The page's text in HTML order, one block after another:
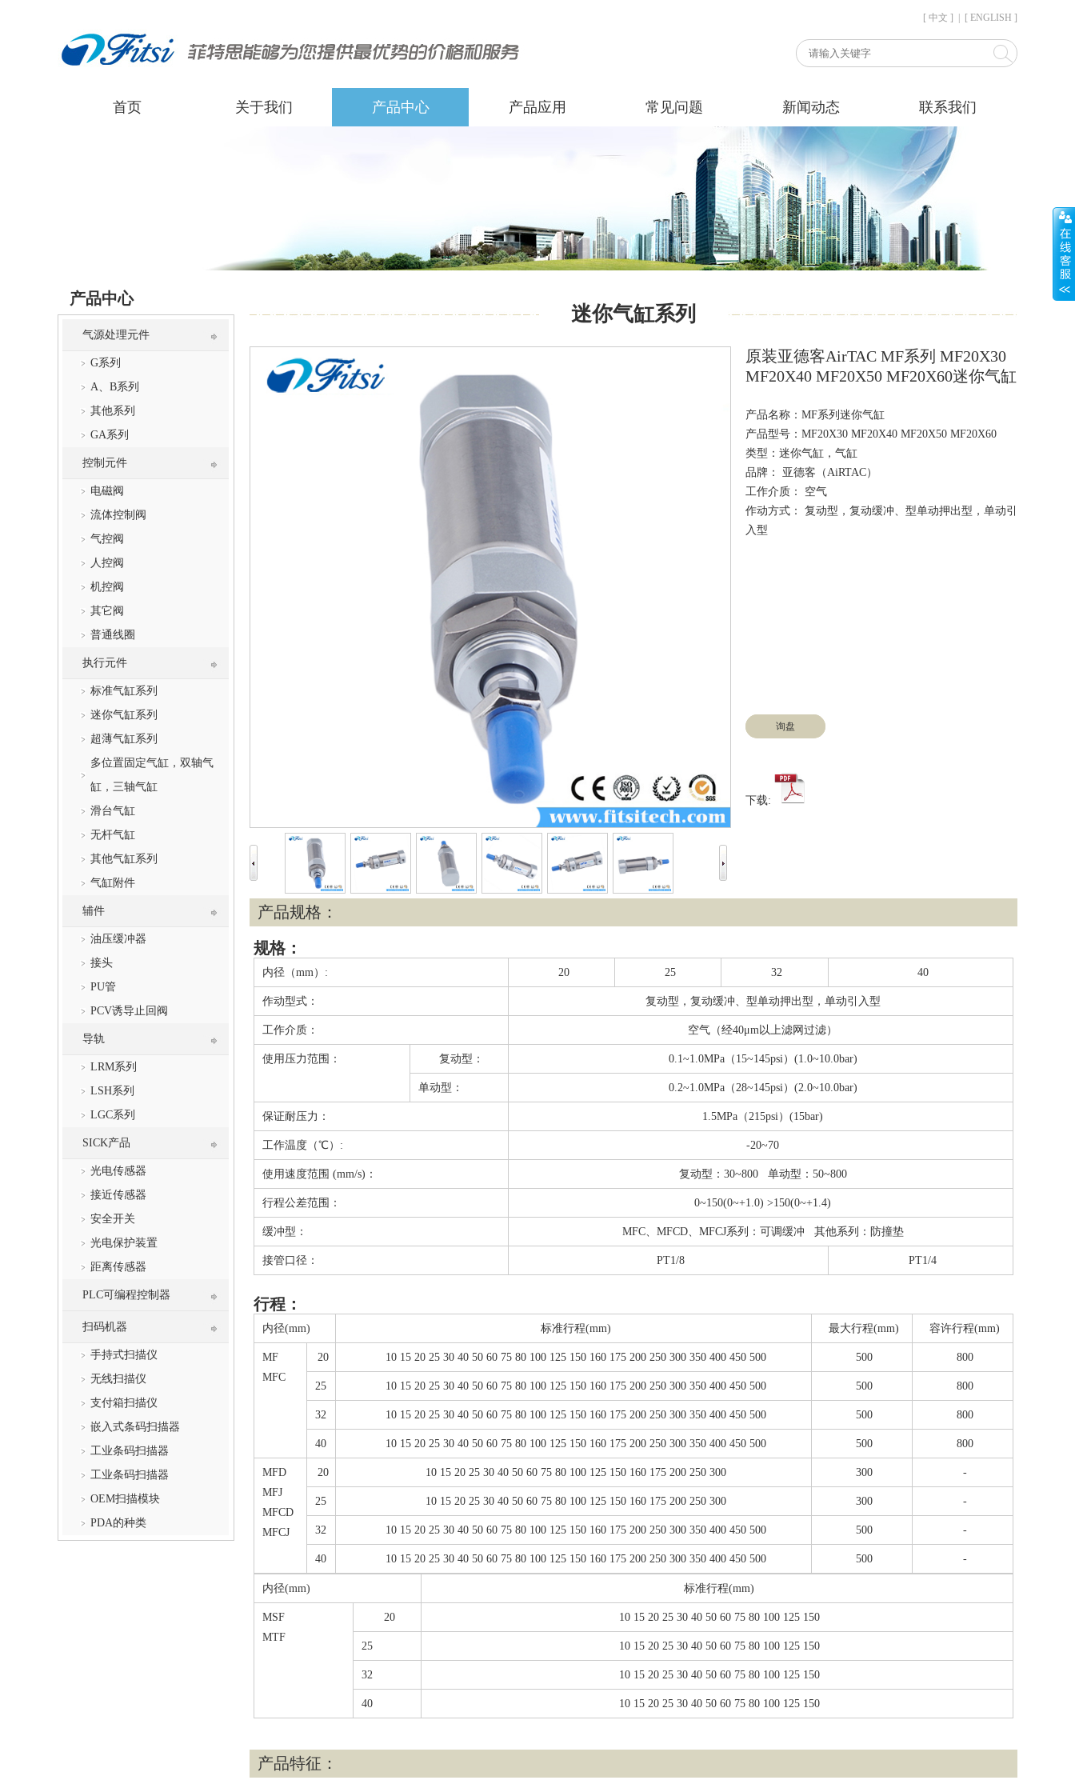
[ 中文 ] [ ENGLISH ]
首页 关于我们 产品中心 产品应用 常见问题 新闻动态 联系我们
产品中心
气源处理元件
G系列
A、B系列
其他系列
GA系列
控制元件
电磁阀
流体控制阀
气控阀
人控阀
机控阀
其它阀
普通线圈
执行元件
标准气缸系列
迷你气缸系列
超薄气缸系列
多位置固定气缸，双轴气
缸，三轴气缸
滑台气缸
无杆气缸
其他气缸系列
气缸附件
辅件
油压缓冲器
接头
PU管
PCV诱导止回阀
导轨
LRM系列
LSH系列
LGC系列
SICK产品
光电传感器
接近传感器
安全开关
光电保护装置
距离传感器
PLC可编程控制器
扫码机器
手持式扫描仪
无线扫描仪
支付箱扫描仪
嵌入式条码扫描器
工业条码扫描器
工业条码扫描器
OEM扫描模块
PDA的种类
迷你气缸系列
原装亚德客AirTAC MF系列 MF20X30
MF20X40 MF20X50 MF20X60迷你气缸
产品名称：MF系列迷你气缸
产品型号：MF20X30 MF20X40 MF20X50 MF20X60
类型：迷你气缸，气缸
品牌： 亚德客（AiRTAC）
工作介质： 空气
作动方式： 复动型，复动缓冲、型单动押出型，单动引
询盘
下载:
产品规格：
规格：
内径（mm）: 20 25 32 40
作动型式： 复动型，复动缓冲、型单动押出型，单动引入型
工作介质： 空气（经40μm以上滤网过滤）
使用压力范围： 复动型： 0.1~1.0MPa（15~145psi）(1.0~10.0bar)
单动型： 0.2~1.0MPa（28~145psi）(2.0~10.0bar)
保证耐压力： 1.5MPa（215psi）(15bar)
工作温度（℃）: -20~70
使用速度范围 (mm/s)： 复动型：30~800 单动型：50~800
行程公差范围： 0~150(0~+1.0) >150(0~+1.4)
缓冲型： MFC、MFCD、MFCJ系列：可调缓冲 其他系列：防撞垫
接管口径： PT1/8 PT1/4
行程：
内径(mm) 标准行程(mm) 最大行程(mm) 容许行程(mm)
MF
MFC
20 10 15 20 25 30 40 50 60 75 80 100 125 150 160 175 200 250 300 350 400 450 500 500 800
25 10 15 20 25 30 40 50 60 75 80 100 125 150 160 175 200 250 300 350 400 450 500 500 800
32 10 15 20 25 30 40 50 60 75 80 100 125 150 160 175 200 250 300 350 400 450 500 500 800
40 10 15 20 25 30 40 50 60 75 80 100 125 150 160 175 200 250 300 350 400 450 500 500 800
MFD
MFJ
MFCD
MFCJ
20 10 15 20 25 30 40 50 60 75 80 100 125 150 160 175 200 250 300 300 -
25 10 15 20 25 30 40 50 60 75 80 100 125 150 160 175 200 250 300 300 -
32 10 15 20 25 30 40 50 60 75 80 100 125 150 160 175 200 250 300 350 400 450 500 500 -
40 10 15 20 25 30 40 50 60 75 80 100 125 150 160 175 200 250 300 350 400 450 500 500 -
内径(mm) 标准行程(mm)
MSF
MTF
20 10 15 20 25 30 40 50 60 75 80 100 125 150
25 10 15 20 25 30 40 50 60 75 80 100 125 150
32 10 15 20 25 30 40 50 60 75 80 100 125 150
40 10 15 20 25 30 40 50 60 75 80 100 125 150
产品特征：